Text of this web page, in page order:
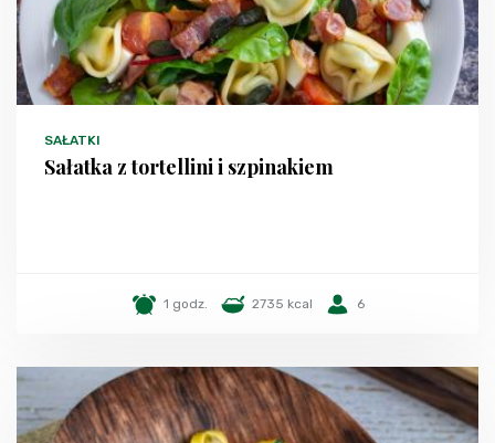
SAŁATKI
Sałatka z tortellini i szpinakiem
1 godz. 2735 kcal 6